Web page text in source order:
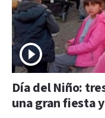
Día del Niño:
una gran fiesta